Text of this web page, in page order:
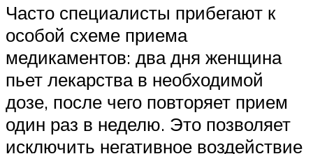
Часто специалисты прибегают к
особой схеме приема
медикаментов: два дня женщина
пьет лекарства в необходимой
дозе, после чего повторяет прием
один раз в неделю. Это позволяет
исключить негативное воздействие